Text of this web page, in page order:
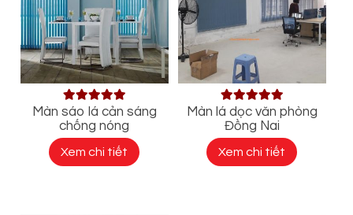
Màn sáo lá cản sáng
chống nóng
Xem chi tiết
Màn lá dọc văn phòng
Đồng Nai
Xem chi tiết